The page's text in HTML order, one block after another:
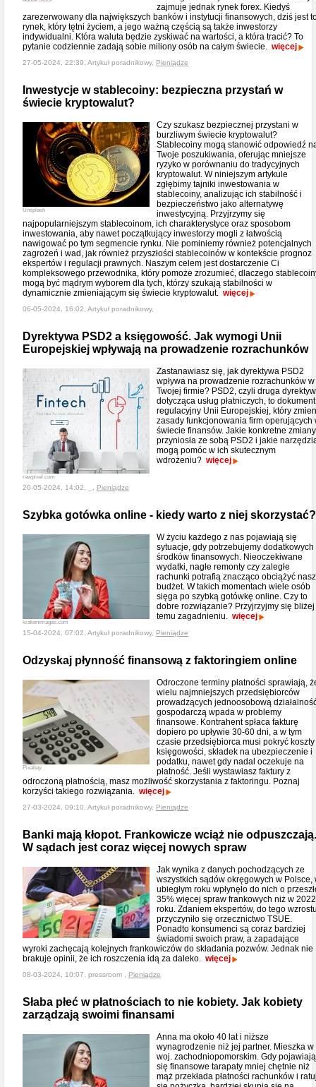
zajmuje jednak rynek forex. Kiedyś
zarezerwowany dla największych banków i instytucji finansowych, dziś jest
rynek, który tętni życiem, a jego ważną częścią są także inwestorzy
indywidualni. Która waluta będzie zyskiwać na wartości, a która tracić? To
pytanie codziennie zadają sobie miliony osób na całym świecie. więcej
27-05-2024, 22:39, Artykuł poradnikowy, Pieniądze
Inwestycje w stablecoiny: bezpieczna przystań w
świecie kryptowalut?
Unsplash
Czy szukasz bezpiecznej przystani w
burzliwym świecie kryptowalut?
Stablecoiny mogą stanowić odpowiedź
Twoje poszukiwania, oferując mniejsze
ryzyko w porównaniu do tradycyjnych
kryptowalut. W niniejszym artykule
zgłębimy tajniki inwestowania w
stablecoiny, analizując ich stabilność i
bezpieczeństwo jako alternatywę
inwestycyjną. Przyjrzymy się
najpopularniejszym stablecoinom, ich charakterystyce oraz sposobom
inwestowania, aby nawet początkujący inwestorzy mogli z łatwością
nawigować po tym segmencie rynku. Nie pominiemy również potencjalnych
zagrożeń i wad, jak również przyszłości stablecoinów w kontekście prognoz
ekspertów i regulacji prawnych. Naszym celem jest dostarczenie Ci
kompleksowego przewodnika, który pomoże zrozumieć, dlaczego
mogą być mądrym wyborem dla tych, którzy szukają stabilności w
dynamicznie zmieniającym się świecie kryptowalut. więcej
06-05-2024, 16:02, Artykuł poradnikowy,
Dyrektywa PSD2 a księgowość. Jak wymogi Unii
Europejskiej wpływają na prowadzenie rozrachunków
rawpixel.com
Zastanawiasz się, jak dyrektywa PSD2
wpływa na prowadzenie rozrachunków w
Twojej firmie? PSD2, czyli druga
dotycząca usług płatniczych, to dokument
regulacyjny Unii Europejskiej, który
zasady funkcjonowania firm operujących
świecie finansów. Jakie konkretne zmiany
przyniosła ze sobą PSD2 i jakie
mogą pomóc w ich skutecznym
wdrożeniu? więcej
20-05-2024, 14:02, _, Pieniądze
Szybka gotówka online - kiedy warto z niej skorzystać?
krakenimages.com
W życiu każdego z nas pojawiają się
sytuacje, gdy potrzebujemy dodatkowych
środków finansowych. Nieoczekiwane
wydatki, nagłe remonty czy zaległe
rachunki potrafią znacząco obciążyć nasz
budżet. W takich momentach wiele osób
sięga po szybką gotówkę online. Czy to
dobre rozwiązanie? Przyjrzyjmy się bliżej
temu zagadnieniu. więcej
15-04-2024, 07:02, Artykuł poradnikowy, Pieniądze
Odzyskaj płynność finansową z faktoringiem online
Pixabay
Odroczone terminy płatności sprawiają,
wielu najmniejszych przedsiębiorców
prowadzących jednoosobową
gospodarczą wpada w problemy
finansowe. Kontrahent spłaca fakturę
dopiero po upływie 30-60 dni, a w tym
czasie przedsiębiorca musi pokryć koszty
księgowości, składek na ubezpieczenie i
podatku, nawet gdy nadal oczekuje na
płatność. Jeśli wystawiasz faktury z
odroczoną płatnością, masz możliwość skorzystania z faktoringu. Poznaj
korzyści takiego rozwiązania. więcej
27-03-2024, 09:10, Artykuł poradnikowy, Pieniądze
Banki mają kłopot. Frankowicze wciąż nie odpuszczają.
W sądach jest coraz więcej nowych spraw
Jak wynika z danych pochodzących ze
wszystkich sądów okręgowych w Polsce,
ubiegłym roku wpłynęło do nich o
35% więcej spraw frankowych niż w 2022
roku. Zdaniem ekspertów, do tego
przyczyniło się orzecznictwo TSUE.
Ponadto konsumenci są coraz bardziej
świadomi swoich praw, a zapadające
wyroki zachęcają kolejnych frankowiczów do składania pozwów. Jednak nie
brakuje opinii, że ich roszczenia idą za daleko. więcej
08-03-2024, 10:07, pressroom , Pieniądze
Słaba płeć w płatnościach to nie kobiety. Jak kobiety
zarządzają swoimi finansami
Anna ma około 40 lat i niższe
wynagrodzenie niż jej partner. Mieszka w
woj. zachodniopomorskim. Gdy pojawiają
się finansowe tarapaty mniej chętnie niż
mąż przekłada płatności rachunków i